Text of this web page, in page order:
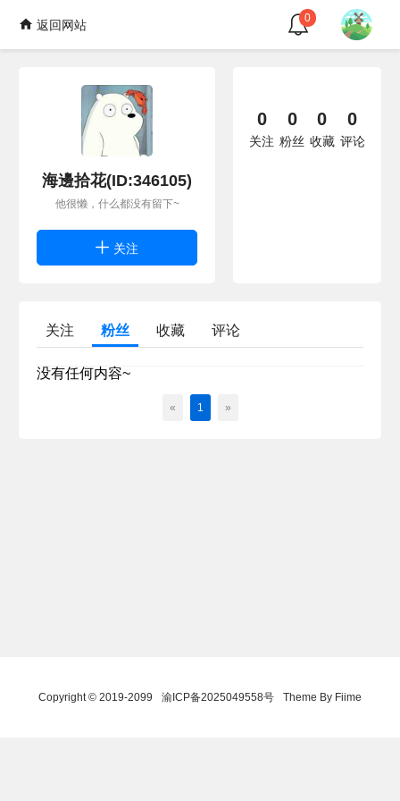
返回网站 0
海邊拾花(ID:346105)
他很懒，什么都没有留下~
关注
0
关注
0
粉丝
0
收藏
0
评论
关注 粉丝 收藏 评论
没有任何内容~
« 1 »
Copyright © 2019-2099 渝ICP备2025049558号 Theme By Fiime